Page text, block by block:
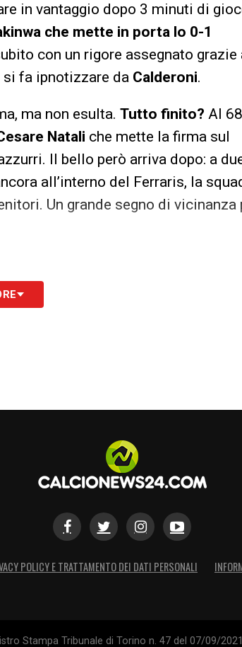
in vantaggio dopo 3 minuti di
che mette in porta lo 0-1
con un rigore assegnato grazie
fa ipnotizzare da Calderoni.
ma non esulta. Tutto finito? Al
Natali che mette la firma sul
Il bello però arriva dopo: a
all’interno del Ferraris, la
Un grande segno di vicinanza
POLICY E TRATTAMENTO DEI DATI PERSONALI
Stampa Tribunale di Torino n. 47 del 07/09/